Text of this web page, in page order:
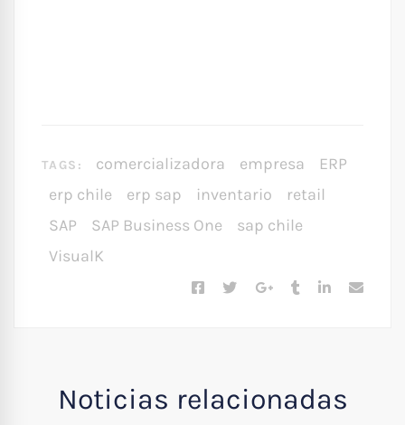
TAGS: comercializadora empresa
ERP
erp chile
erp sap inventario
retail
SAP
SAP Business One
sap chile
VisualK
Noticias relacionadas